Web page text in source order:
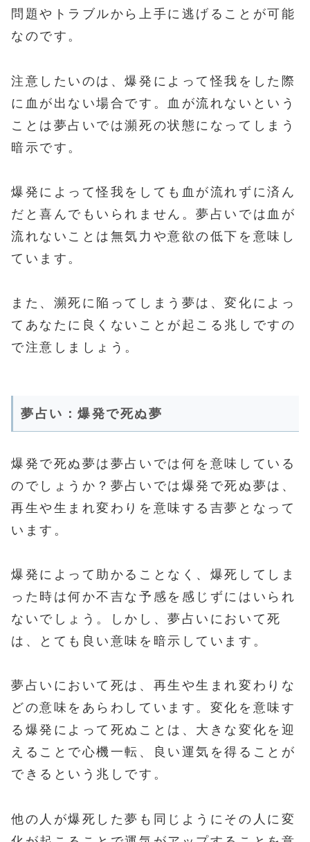
問題やトラブルから上手に逃げることが可能
なのです。
注意したいのは、爆発によって怪我をした際
に血が出ない場合です。血が流れないという
ことは夢占いでは瀕死の状態になってしまう
暗示です。
爆発によって怪我をしても血が流れずに済ん
だと喜んでもいられません。夢占いでは血が
流れないことは無気力や意欲の低下を意味し
ています。
また、瀕死に陥ってしまう夢は、変化によっ
てあなたに良くないことが起こる兆しですの
で注意しましょう。
夢占い：爆発で死ぬ夢
爆発で死ぬ夢は夢占いでは何を意味している
のでしょうか？夢占いでは爆発で死ぬ夢は、
再生や生まれ変わりを意味する吉夢となって
います。
爆発によって助かることなく、爆死してしま
った時は何か不吉な予感を感じずにはいられ
ないでしょう。しかし、夢占いにおいて死
は、とても良い意味を暗示しています。
夢占いにおいて死は、再生や生まれ変わりな
どの意味をあらわしています。変化を意味す
る爆発によって死ぬことは、大きな変化を迎
えることで心機一転、良い運気を得ることが
できるという兆しです。
他の人が爆死した夢も同じようにその人に変